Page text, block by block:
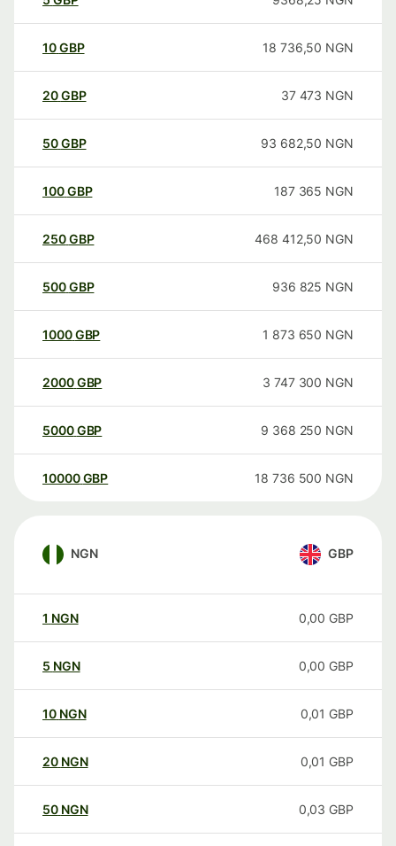
10GBP 18 736,50 NGN
20GBP 37 473 NGN
50GBP 93 682,50 NGN
100GBP 187 365 NGN
250GBP 468 412,50 NGN
500GBP 936 825 NGN
1000GBP 1 873 650 NGN
2000GBP 3 747 300 NGN
5000GBP 9 368 250 NGN
10000 GBP 18 736 500 NGN
NGN GBP
1 NGN 0,00 GBP
5 NGN 0,00 GBP
10 NGN 0,01 GBP
20 NGN 0,01 GBP
50 NGN 0,03 GBP